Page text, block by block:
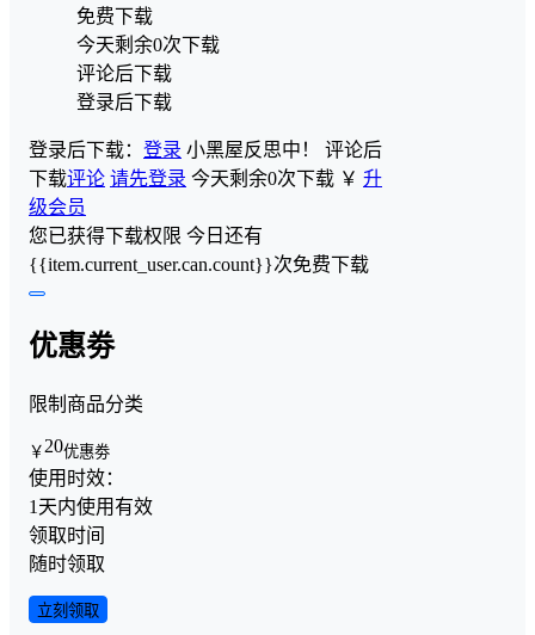
免费下载
今天剩余0次下载
评论后下载
登录后下载
登录后下载： 登录 小黑屋反思中！ 评论后
下载评论 请先登录 今天剩余0次下载 ￥ 升
级会员
您已获得下载权限 今日还有
{{item.current_user.can.count}}次免费下载
优惠劵
限制商品分类
￥ 20优惠劵
使用时效：
1天内使用有效
领取时间
随时领取
立刻领取